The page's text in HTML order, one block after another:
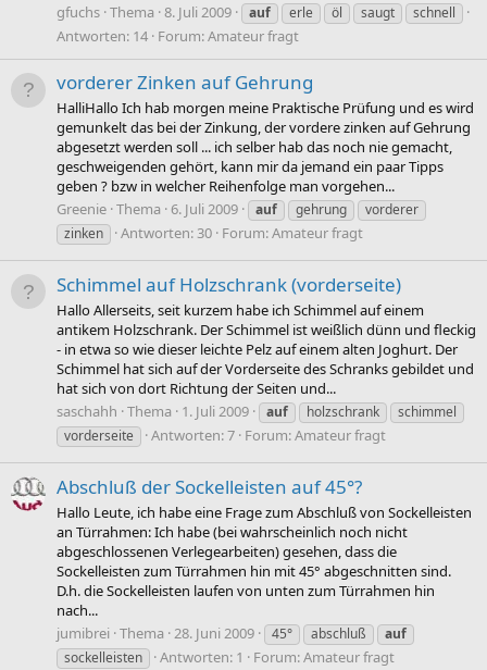
gfuchs Thema 8. Juli 2009 auf erle öl saugt schnell
Antworten: 14 Forum:Amateur fragt
vorderer Zinken auf Gehrung
HalliHallo Ich hab morgen meine Praktische Prüfung und es wird
gemunkelt das bei der Zinkung, der vordere zinken auf Gehrung
abgesetzt werden soll ... ich selber hab das noch nie gemacht,
geschweigenden gehört, kann mir da jemand ein paar Tipps
geben ? bzw in welcher Reihenfolge man vorgehen...
Greenie Thema 6. Juli 2009 auf gehrung
vorderer
zinken
Antworten: 30 Forum:Amateur fragt
Schimmel auf Holzschrank (vorderseite)
Hallo Allerseits, seit kurzem habe ich Schimmel auf einem
antikem Holzschrank. Der Schimmel ist weißlich dünn und fleckig
- in etwa so wie dieser leichte Pelz auf einem alten Joghurt. Der
Schimmel hat sich auf der Vorderseite des Schranks gebildet und
hat sich von dort Richtung der Seiten und...
saschahh Thema 1. Juli 2009 auf holzschrank
schimmel
vorderseite
Antworten: 7 Forum:Amateur fragt
Abschluß der Sockelleisten auf 45°?
Hallo Leute, ich habe eine Frage zum Abschluß von Sockelleisten
an Türrahmen: Ich habe (bei wahrscheinlich noch nicht
abgeschlossenen Verlegearbeiten) gesehen, dass die
Sockelleisten zum Türrahmen hin mit 45° abgeschnitten sind.
D.h. die Sockelleisten laufen von unten zum Türrahmen hin
nach...
jumibrei Thema 28. Juni 2009 45° abschluß
auf
sockelleisten
Antworten: 1 Forum:Amateur fragt